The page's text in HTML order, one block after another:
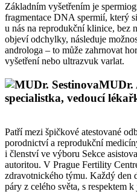
Základním vyšetřením je
fragmentace DNA spermií, který
u nás na reprodukční klinice, bez
objeví odchylky, následuje
androloga – to může zahrnovat
vyšetření nebo ultrazvuk varlat.
MUDr.
specialistka, vedoucí
Patří mezi špičkové atestované
porodnictví a reprodukční
i členství ve výboru Sekce
autoritou. V Prague Fertility
zdravotnického týmu. Každý den
páry z celého světa, s respektem